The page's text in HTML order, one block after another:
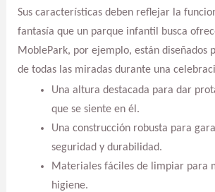
Sus características deben reflejar la
fantasía que un parque infantil busca
MoblePark, por ejemplo, están diseñados
de todas las miradas durante una
Una altura destacada para dar
que se siente en él.
Una construcción robusta para
seguridad y durabilidad.
Materiales fáciles de limpiar para
higiene.